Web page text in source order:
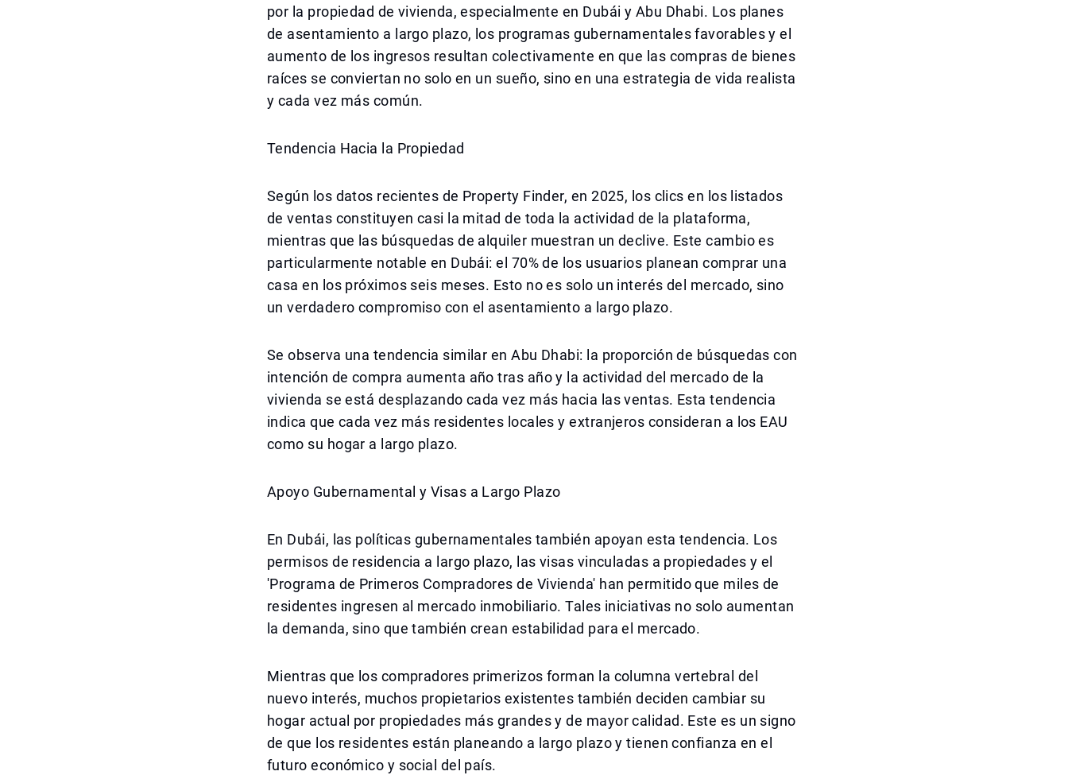
por la propiedad de vivienda, especialmente en Dubái y Abu Dhabi. Los planes
de asentamiento a largo plazo, los programas gubernamentales favorables y el
aumento de los ingresos resultan colectivamente en que las compras de bienes
raíces se conviertan no solo en un sueño, sino en una estrategia de vida realista
y cada vez más común.
Tendencia Hacia la Propiedad
Según los datos recientes de Property Finder, en 2025, los clics en los listados
de ventas constituyen casi la mitad de toda la actividad de la plataforma,
mientras que las búsquedas de alquiler muestran un declive. Este cambio es
particularmente notable en Dubái: el 70% de los usuarios planean comprar una
casa en los próximos seis meses. Esto no es solo un interés del mercado, sino
un verdadero compromiso con el asentamiento a largo plazo.
Se observa una tendencia similar en Abu Dhabi: la proporción de búsquedas con
intención de compra aumenta año tras año y la actividad del mercado de la
vivienda se está desplazando cada vez más hacia las ventas. Esta tendencia
indica que cada vez más residentes locales y extranjeros consideran a los EAU
como su hogar a largo plazo.
Apoyo Gubernamental y Visas a Largo Plazo
En Dubái, las políticas gubernamentales también apoyan esta tendencia. Los
permisos de residencia a largo plazo, las visas vinculadas a propiedades y el
'Programa de Primeros Compradores de Vivienda' han permitido que miles de
residentes ingresen al mercado inmobiliario. Tales iniciativas no solo aumentan
la demanda, sino que también crean estabilidad para el mercado.
Mientras que los compradores primerizos forman la columna vertebral del
nuevo interés, muchos propietarios existentes también deciden cambiar su
hogar actual por propiedades más grandes y de mayor calidad. Este es un signo
de que los residentes están planeando a largo plazo y tienen confianza en el
futuro económico y social del país.